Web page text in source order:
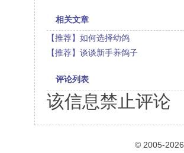
相关文章
【推荐】如何选择幼鸽
【推荐】谈谈新手养鸽子
评论列表
该信息禁止评论
© 2005-2026